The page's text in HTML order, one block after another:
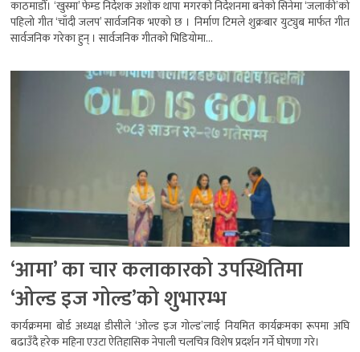
काठमाडौँ। ‘खुस्मा’ फेम्ड निर्देशक अशोक थापा मगरको निर्देशनमा बनेको सिनेमा ‘जलाकी’को
पहिलो गीत ‘चाँदी जलप’ सार्वजनिक भएको छ । निर्माण टिमले शुक्रबार युट्युब मार्फत गीत
सार्वजनिक गरेका हुन् । सार्वजनिक गीतको भिडियोमा...
‘आमा’ का चार कलाकारको उपस्थितिमा
‘ओल्ड इज गोल्ड’को शुभारम्भ
कार्यक्रममा बोर्ड अध्यक्ष डीसीले ‘ओल्ड इज गोल्ड’लाई नियमित कार्यक्रमका रूपमा अघि
बढाउँदै हरेक महिना एउटा ऐतिहासिक नेपाली चलचित्र विशेष प्रदर्शन गर्ने घोषणा गरे।